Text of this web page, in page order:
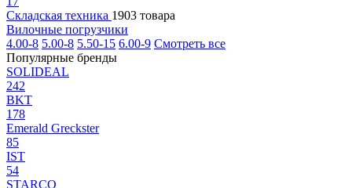
Складская техника 1903 товара
Вилочные погрузчики
4.00-8 5.00-8 5.50-15 6.00-9 Смотреть все
Популярные бренды
SOLIDEAL
242
BKT
178
Emerald Greckster
85
IST
54
STARCO